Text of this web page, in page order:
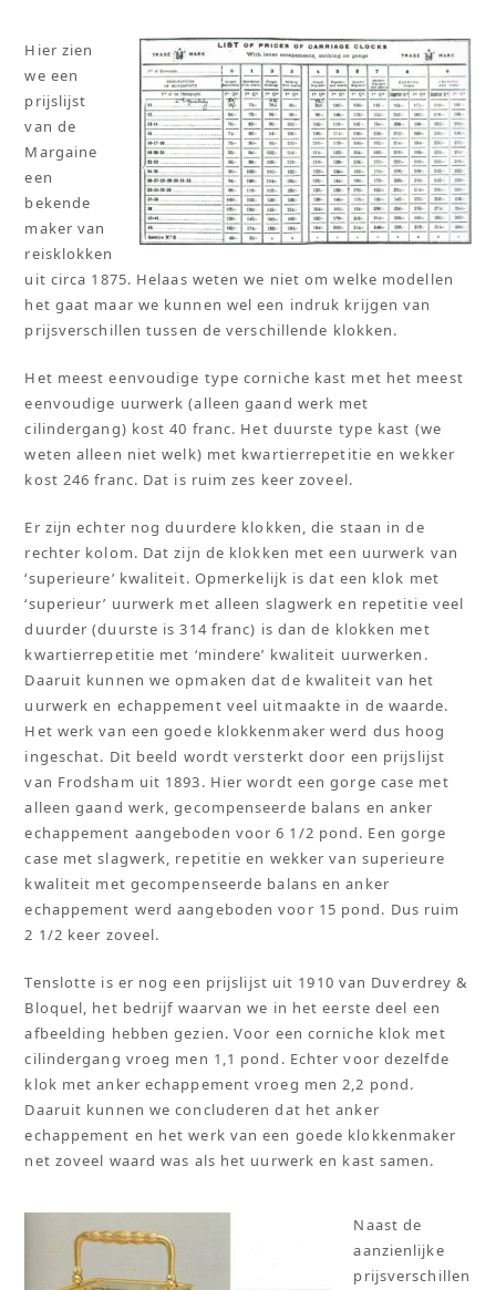
Hier zien
we een
prijslijst
van de
Margaine
een
bekende
maker van
reisklokken
uit circa 1875. Helaas weten we niet om welke modellen
het gaat maar we kunnen wel een indruk krijgen van
prijsverschillen tussen de verschillende klokken.
Het meest eenvoudige type corniche kast met het meest
eenvoudige uurwerk (alleen gaand werk met
cilindergang) kost 40 franc. Het duurste type kast (we
weten alleen niet welk) met kwartierrepetitie en wekker
kost 246 franc. Dat is ruim zes keer zoveel.
Er zijn echter nog duurdere klokken, die staan in de
rechter kolom. Dat zijn de klokken met een uurwerk van
‘superieure’ kwaliteit. Opmerkelijk is dat een klok met
‘superieur’ uurwerk met alleen slagwerk en repetitie veel
duurder (duurste is 314 franc) is dan de klokken met
kwartierrepetitie met ‘mindere’ kwaliteit uurwerken.
Daaruit kunnen we opmaken dat de kwaliteit van het
uurwerk en echappement veel uitmaakte in de waarde.
Het werk van een goede klokkenmaker werd dus hoog
ingeschat. Dit beeld wordt versterkt door een prijslijst
van Frodsham uit 1893. Hier wordt een gorge case met
alleen gaand werk, gecompenseerde balans en anker
echappement aangeboden voor 6 1/2 pond. Een gorge
case met slagwerk, repetitie en wekker van superieure
kwaliteit met gecompenseerde balans en anker
echappement werd aangeboden voor 15 pond. Dus ruim
2 1/2 keer zoveel.
Tenslotte is er nog een prijslijst uit 1910 van Duverdrey &
Bloquel, het bedrijf waarvan we in het eerste deel een
afbeelding hebben gezien. Voor een corniche klok met
cilindergang vroeg men 1,1 pond. Echter voor dezelfde
klok met anker echappement vroeg men 2,2 pond.
Daaruit kunnen we concluderen dat het anker
echappement en het werk van een goede klokkenmaker
net zoveel waard was als het uurwerk en kast samen.
Naast de
aanzienlijke
prijsverschillen